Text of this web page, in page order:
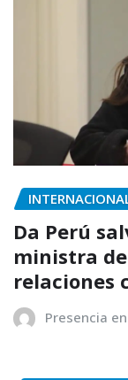
Da Perú
ministra
relaciones
Presencia